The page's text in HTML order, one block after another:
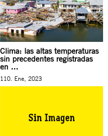
Clima: las altas temperaturas
sin precedentes registradas
en ...
110. Ene, 2023